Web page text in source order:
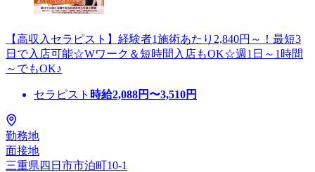
【高収入セラピスト】経験者1施術あたり2,840円～！最短3
日で入店可能☆Wワーク＆短時間入店もOK☆週1日～1時間
～でもOK♪
セラピスト 時給2,088円〜3,510円
勤務地
面接地
三重県四日市市泊町10-1